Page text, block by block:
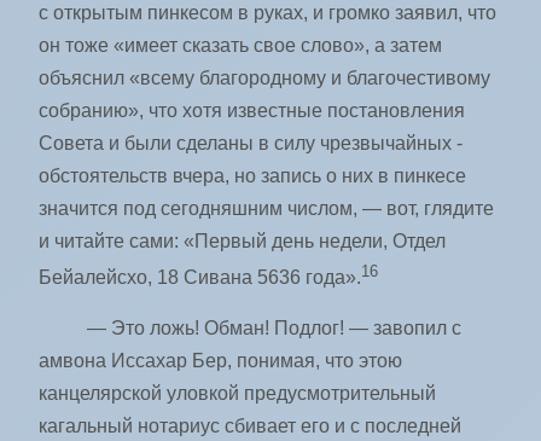
с открытым пинкесом в руках, и громко заявил, что
он тоже «имеет сказать свое слово», а затем
объяснил «всему благородному и благочестивому
собранию», что хотя известные постановления
Совета и были сделаны в силу чрезвычайных ­
обстоятельств вчера, но запись о них в пинкесе
значится под сегодняшним числом, — вот, глядите
и читайте сами: «Первый день недели, Отдел
Бейалейсхо, 18 Сивана 5636 года».16
— Это ложь! Обман! Подлог! — завопил с
амвона Иссахар Бер, понимая, что этою
канцелярской уловкой предусмотрительный
кагальный нотариус сбивает его и с последней